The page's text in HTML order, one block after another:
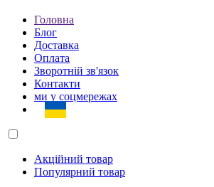
Головна
Блог
Доставка
Оплата
Зворотній зв'язок
Контакти
ми у соцмережах
Акційний товар
Популярний товар